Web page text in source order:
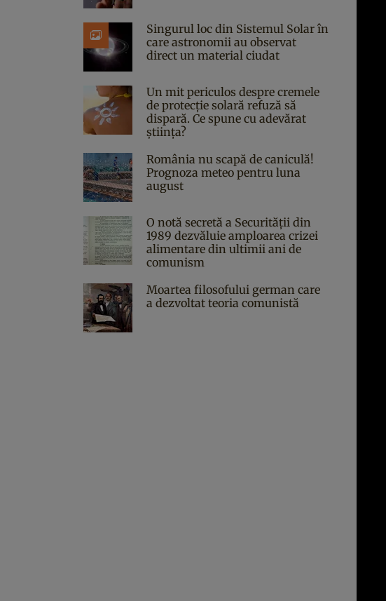
Singurul loc din Sistemul Solar în
care astronomii au observat
direct un material ciudat
Un mit periculos despre cremele
de protecție solară refuză să
dispară. Ce spune cu adevărat
știința?
România nu scapă de caniculă!
Prognoza meteo pentru luna
august
O notă secretă a Securității din
1989 dezvăluie amploarea crizei
alimentare din ultimii ani de
comunism
Moartea filosofului german care
a dezvoltat teoria comunistă